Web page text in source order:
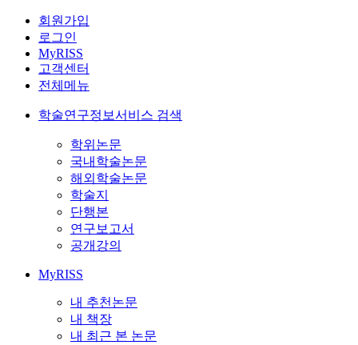
회원가입
로그인
MyRISS
고객센터
전체메뉴
학술연구정보서비스 검색
학위논문
국내학술논문
해외학술논문
학술지
단행본
연구보고서
공개강의
MyRISS
내 추천논문
내 책장
내 최근 본 논문